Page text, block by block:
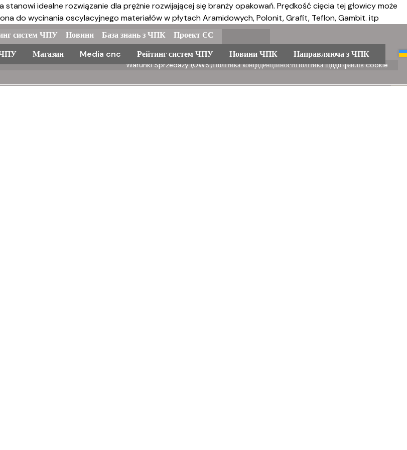
ЧПУ Магазин Media cnc Рейтинг систем ЧПУ Новини ЧПК Направляюча з ЧПК
idealne rozwiązanie dla prężnie rozwijającej się branży opakowań. Prędkość cięcia tej głowicy może
do wycinania oscylacyjnego materiałów w płytach Aramidowych, Polonit, Grafit, Teflon, Gambit. itp
систем ЧПУ Новини База знань з ЧПК Проект ЄС
Warunki Sprzedaży (OWS)Політика конфіденційностіПолітика щодо файлів cookie